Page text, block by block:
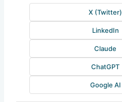
X (Twitter)
LinkedIn
Claude
ChatGPT
Google AI